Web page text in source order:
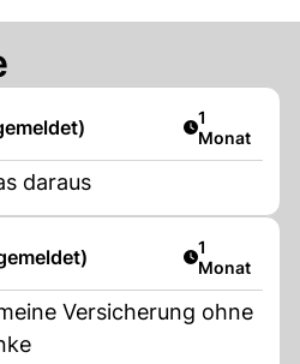
Artikel
1
Monat
daraus
Artikel
1
Monat
Versicherung ohne